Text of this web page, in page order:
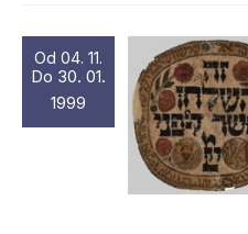
Od 04. 11.
Do 30. 01.
1999